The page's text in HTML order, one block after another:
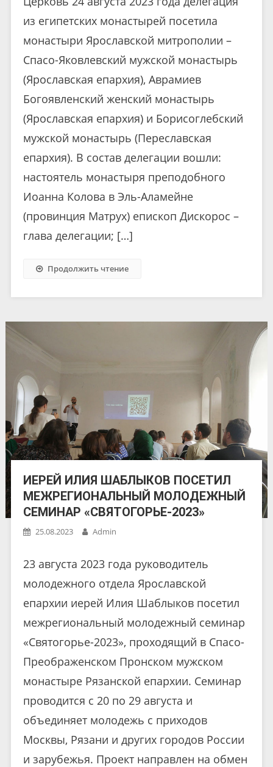
из египетских монастырей посетила
монастыри Ярославской митрополии –
Спасо-Яковлевский мужской монастырь
(Ярославская епархия), Аврамиев
Богоявленский женский монастырь
(Ярославская епархия) и Борисоглебский
мужской монастырь (Переславская
епархия). В состав делегации вошли:
настоятель монастыря преподобного
Иоанна Колова в Эль-Аламейне
(провинция Матрух) епископ Дискорос –
глава делегации; […]
Продолжить чтение
ИЕРЕЙ ИЛИЯ ШАБЛЫКОВ ПОСЕТИЛ
МЕЖРЕГИОНАЛЬНЫЙ МОЛОДЕЖНЫЙ
СЕМИНАР «СВЯТОГОРЬЕ-2023»
25.08.2023 Admin
23 августа 2023 года руководитель
молодежного отдела Ярославской
епархии иерей Илия Шаблыков посетил
межрегиональный молодежный семинар
«Святогорье-2023», проходящий в Спасо-
Преображенском Пронском мужском
монастыре Рязанской епархии. Семинар
проводится с 20 по 29 августа и
объединяет молодежь с приходов
Москвы, Рязани и других городов России
и зарубежья. Проект направлен на обмен